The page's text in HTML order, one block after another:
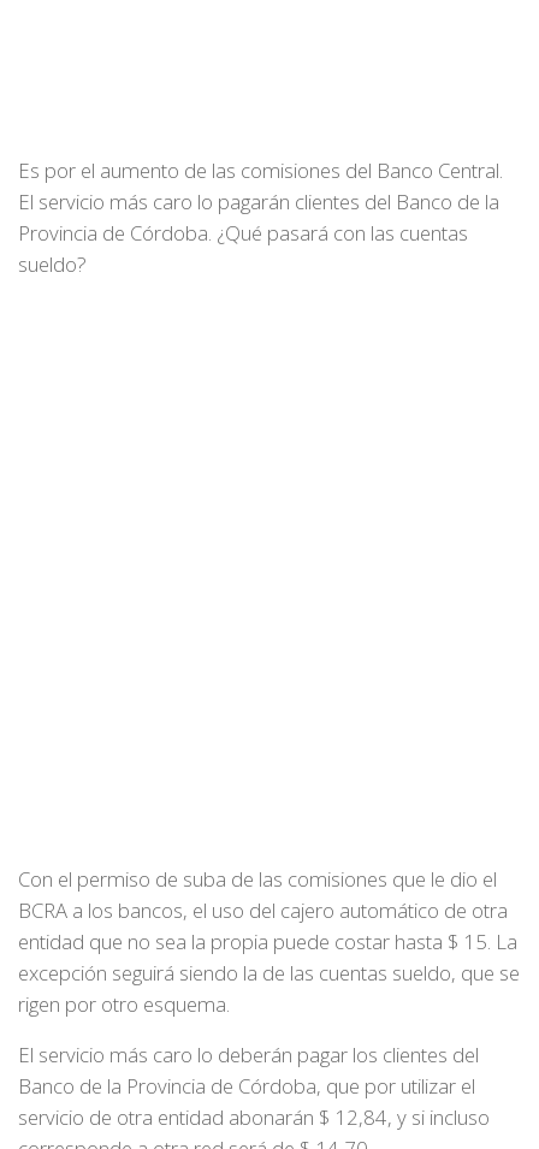
Es por el aumento de las comisiones del Banco Central.
El servicio más caro lo pagarán clientes del Banco de la
Provincia de Córdoba. ¿Qué pasará con las cuentas
sueldo?
Con el permiso de suba de las comisiones que le dio el
BCRA a los bancos, el uso del cajero automático de otra
entidad que no sea la propia puede costar hasta $ 15. La
excepción seguirá siendo la de las cuentas sueldo, que se
rigen por otro esquema.
El servicio más caro lo deberán pagar los clientes del
Banco de la Provincia de Córdoba, que por utilizar el
servicio de otra entidad abonarán $ 12,84, y si incluso